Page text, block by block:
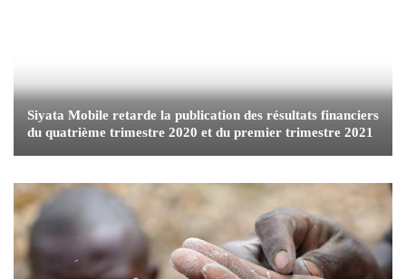
Siyata Mobile retarde la publication des résultats financiers
du quatrième trimestre 2020 et du premier trimestre 2021